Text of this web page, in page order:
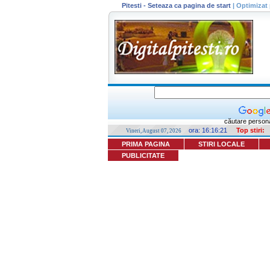
Pitesti - Seteaza ca pagina de start | Optimizat
căutare
Vineri, August 07, 2026 ora: 16:16:21
Top stiri:
PRIMA PAGINA
STIRI LOCALE
PUBLICITATE